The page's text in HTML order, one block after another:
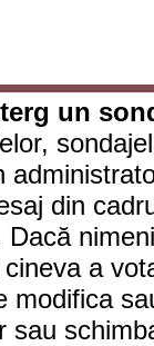
un
din
Dacă
a
modifica
sau